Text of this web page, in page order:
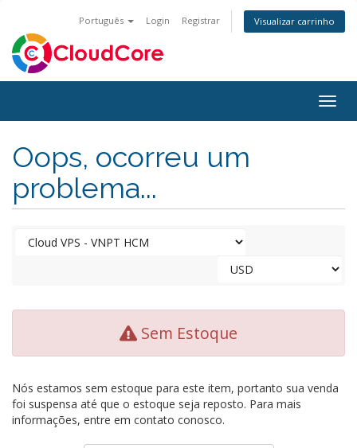
Português Login Registrar Visualizar carrinho
Oops, ocorreu um
problema...
Sem Estoque
Nós estamos sem estoque para este item, portanto sua venda
foi suspensa até que o estoque seja reposto. Para mais
informações, entre em contato conosco.